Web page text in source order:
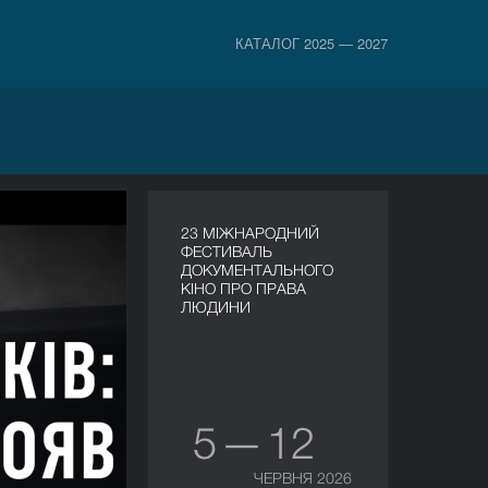
КАТАЛОГ 2025 — 2027
23 МІЖНАРОДНИЙ
ФЕСТИВАЛЬ
ДОКУМЕНТАЛЬНОГО
КІНО ПРО ПРАВА
ЛЮДИНИ
5 — 12
ЧЕРВНЯ 2026